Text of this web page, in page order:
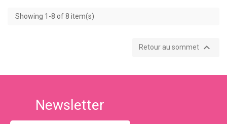
Showing 1-8 of 8 item(s)
Retour au sommet 
Newsletter